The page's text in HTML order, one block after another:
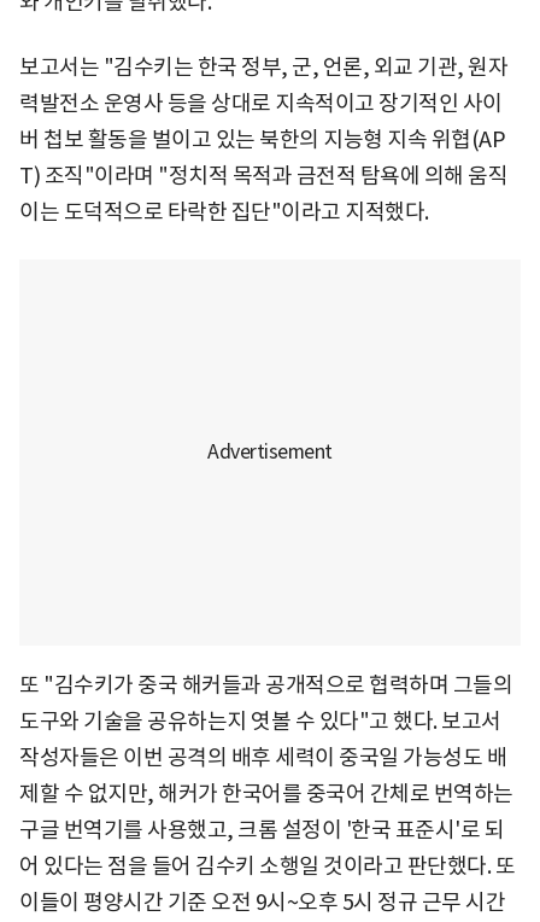
보고서는 "김수키는 한국 정부, 군, 언론, 외교 기관, 원자
력발전소 운영사 등을 상대로 지속적이고 장기적인 사이
버 첩보 활동을 벌이고 있는 북한의 지능형 지속 위협(AP
T) 조직"이라며 "정치적 목적과 금전적 탐욕에 의해 움직
이는 도덕적으로 타락한 집단"이라고 지적했다.
또 "김수키가 중국 해커들과 공개적으로 협력하며 그들의
도구와 기술을 공유하는지 엿볼 수 있다"고 했다. 보고서
작성자들은 이번 공격의 배후 세력이 중국일 가능성도 배
제할 수 없지만, 해커가 한국어를 중국어 간체로 번역하는
구글 번역기를 사용했고, 크롬 설정이 '한국 표준시'로 되
어 있다는 점을 들어 김수키 소행일 것이라고 판단했다. 또
이들이 평양시간 기준 오전 9시~오후 5시 정규 근무 시간